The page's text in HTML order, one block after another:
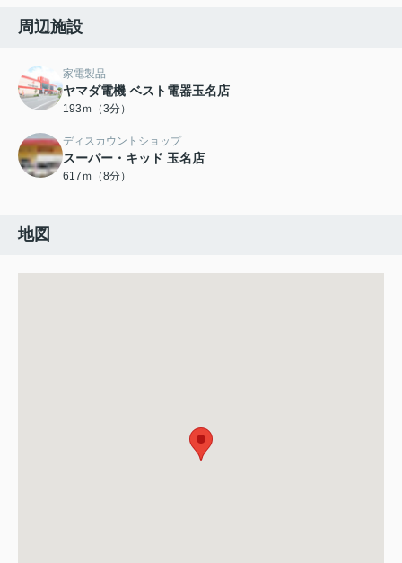
周辺施設
家電製品
ヤマダ電機 ベスト電器玉名店
193ｍ（3分）
ディスカウントショップ
スーパー・キッド 玉名店
617ｍ（8分）
地図